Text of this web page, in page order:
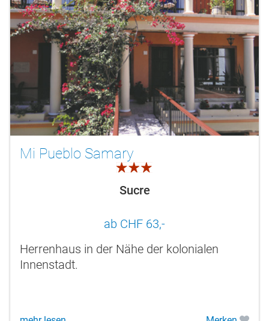
Mi Pueblo Samary
3.0
Sucre
ab CHF 63,-
Herrenhaus in der Nähe der kolonialen
Innenstadt.